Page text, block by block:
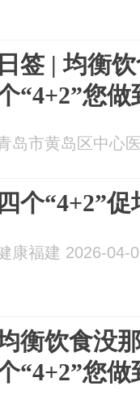
日签 | 均衡
“4+2”您
岛市黄岛区中心
四个“4+2”
康福建 2026-04-
衡饮食没
“4+2”您